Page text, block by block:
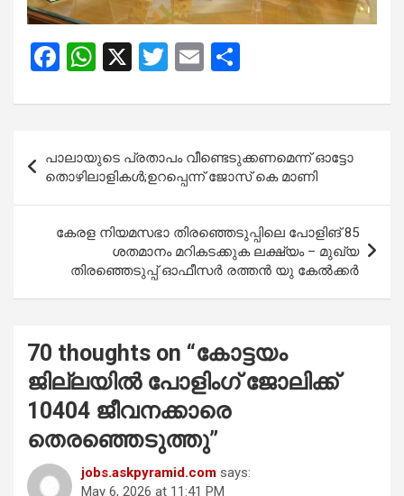
F
ce
o
o
k
W
at
A
p
p
X
T
tt
E
ail ar
navigation
പാലായുടെ പ്രതാപം വീണ്ടെടുക്കണമെന്ന് ഓട്ടോ
തൊഴിലാളികൾ;ഉറപ്പെന്ന് ജോസ് കെ മാണി
കേരള നിയമസഭാ തിരഞ്ഞെടുപ്പിലെ പോളിങ് 85
ശതമാനം മറികടക്കുക ലക്ഷ്യം – മുഖ്യ
തിരഞ്ഞെടുപ്പ് ഓഫീസർ രത്തൻ യു കേൽക്കർ
70 thoughts on “കോട്ടയം
ജില്ലയില്‍ പോളിംഗ് ജോലിക്ക്
10404 ജീവനക്കാരെ
തെരഞ്ഞെടുത്തു”
jobs.askpyramid.com says:
May 6, 2026 at 11:41 PM